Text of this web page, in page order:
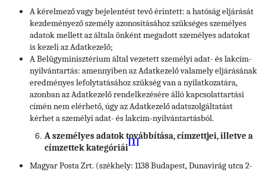
A kérelmező vagy bejelentést tevő érintett: a hatóság eljárását
kezdeményező személy azonosításához szükséges személyes
adatok mellett az általa önként megadott személyes adatokat
is kezeli az Adatkezelő;
A Belügyminisztérium által vezetett személyi adat- és lakcím-
nyilvántartás: amennyiben az Adatkezelő valamely eljárásának
eredményes lefolytatásához szükség van a nyilatkozatára,
azonban az Adatkezelő rendelkezésére álló kapcsolattartási
címén nem elérhető, úgy az Adatkezelő adatszolgáltatást
kérhet a személyi adat- és lakcím-nyilvántartásból.
A személyes adatok továbbítása, címzettjei, illetve a
címzettek kategóriái
[1]
Magyar Posta Zrt. (székhely: 1138 Budapest, Dunavirág utca 2-